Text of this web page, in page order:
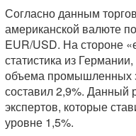
Согласно данным
американской валюте
EUR/USD. На стороне
статистика из
объема промышленных
составил 2,9%. Данный
экспертов, которые
уровне 1,5%.